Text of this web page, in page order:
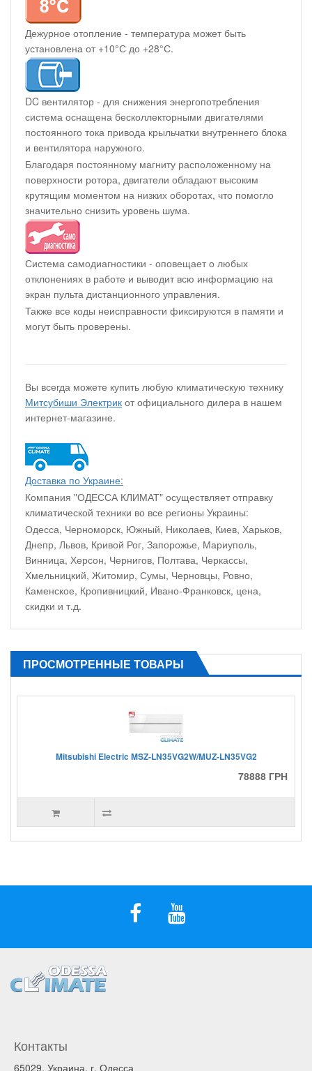
Дежурное отопление - температура может быть
установлена от +10°С до +28°С.
DC вентилятор - для снижения энергопотребления
система оснащена бесколлекторными двигателями
постоянного тока привода крыльчатки внутреннего блока
и вентилятора наружного.
Благодаря постоянному магниту расположенному на
поверхности ротора, двигатели обладают высоким
крутящим моментом на низких оборотах, что помогло
значительно снизить уровень шума.
Система самодиагностики - оповещает о любых
отклонениях в работе и выводит всю информацию на
экран пульта дистанционного управления.
Также все коды неисправности фиксируются в памяти и
могут быть проверены.
Вы всегда можете купить любую климатическую технику
Митсубиши Электрик от официального дилера в нашем
интернет-магазине.
Доставка по Украине:
Компания "ОДЕССА КЛИМАТ" осуществляет отправку
климатической техники во все регионы Украины:
Одесса, Черноморск, Южный, Николаев, Киев, Харьков,
Днепр, Львов, Кривой Рог, Запорожье, Мариуполь,
Винница, Херсон, Чернигов, Полтава, Черкассы,
Хмельницкий, Житомир, Сумы, Черновцы, Ровно,
Каменское, Кропивницкий, Ивано-Франковск, цена,
скидки и т.д.
ПРОСМОТРЕННЫЕ ТОВАРЫ
Mitsubishi Electric MSZ-LN35VG2W/MUZ-LN35VG2
78888 ГРН
Контакты
65029, Украина, г. Одесса